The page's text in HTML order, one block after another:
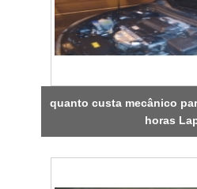
quanto custa mecânico
horas